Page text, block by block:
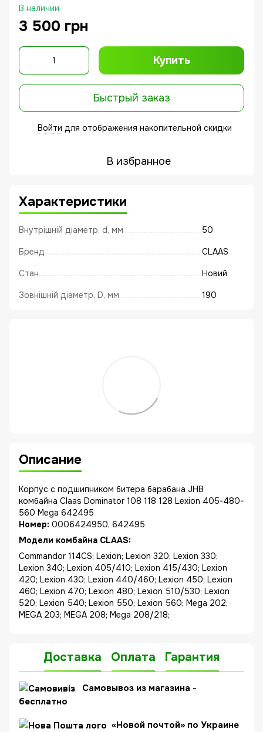
В наличии
3 500 грн
Купить
Быстрый заказ
Войти для отображения накопительной скидки
В избранное
Характеристики
Внутрішній діаметр, d, мм 50
Бренд CLAAS
Стан Новий
Зовнішній діаметр, D, мм 190
Описание
Корпус с подшипником битера барабана JHB
комбайна Claas Dominator 108 118 128 Lexion 405-480-
560 Mega 642495
Номер: 0006424950, 642495
Модели комбайна CLAAS:
Commandor 114CS; Lexion; Lexion 320; Lexion 330;
Lexion 340; Lexion 405/410; Lexion 415/430; Lexion
420; Lexion 430; Lexion 440/460; Lexion 450; Lexion
460; Lexion 470; Lexion 480; Lexion 510/530; Lexion
520; Lexion 540; Lexion 550; Lexion 560; Mega 202;
MEGA 203; MEGA 208; Mega 208/218;
Доставка Оплата Гарантия
Cамовывоз из магазина -
бесплатно
«Новой почтой» по Украине